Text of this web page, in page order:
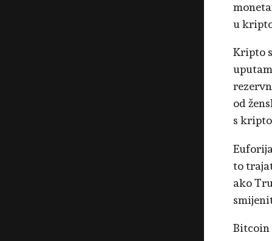
u
Kripto
od
s
to
ako
Bitcoin